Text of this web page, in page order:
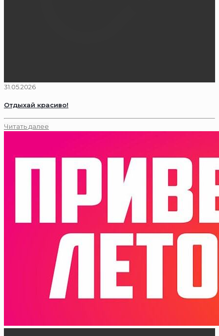
31.05.2026
Отдыхай красиво!
Читать далее